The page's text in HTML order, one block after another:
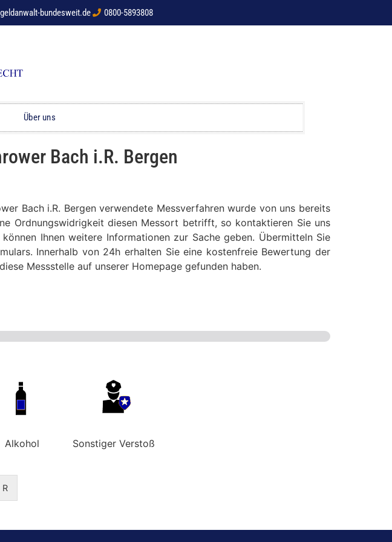
bundesweit.de 0800-5893808
Über uns
Bach i.R. Bergen
Bach i.R. Bergen verwendete Messverfahren wurde von uns bereits
Ordnungswidrigkeit diesen Messort betrifft, so kontaktieren Sie uns
Ihnen weitere Informationen zur Sache geben. Übermitteln Sie
Innerhalb von 24h erhalten Sie eine kostenfreie Bewertung der
Messstelle auf unserer Homepage gefunden haben.
Alkohol Sonstiger Verstoß
R